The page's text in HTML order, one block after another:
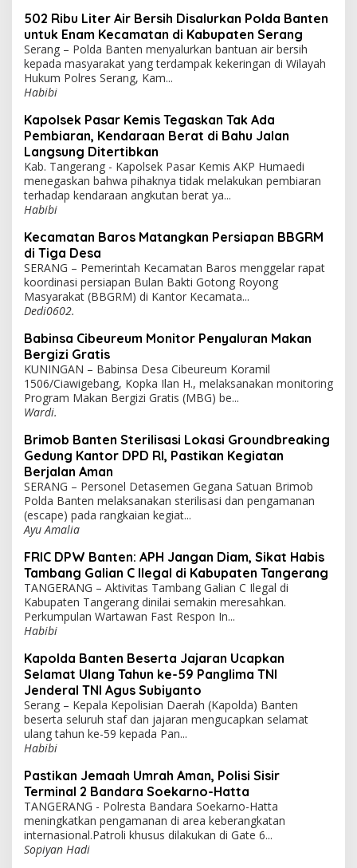
502 Ribu Liter Air Bersih Disalurkan Polda Banten
untuk Enam Kecamatan di Kabupaten Serang
Serang – Polda Banten menyalurkan bantuan air bersih
kepada masyarakat yang terdampak kekeringan di Wilayah
Hukum Polres Serang, Kam...
Habibi
Kapolsek Pasar Kemis Tegaskan Tak Ada
Pembiaran, Kendaraan Berat di Bahu Jalan
Langsung Ditertibkan
Kab. Tangerang - Kapolsek Pasar Kemis AKP Humaedi
menegaskan bahwa pihaknya tidak melakukan pembiaran
terhadap kendaraan angkutan berat ya...
Habibi
Kecamatan Baros Matangkan Persiapan BBGRM
di Tiga Desa
SERANG – Pemerintah Kecamatan Baros menggelar rapat
koordinasi persiapan Bulan Bakti Gotong Royong
Masyarakat (BBGRM) di Kantor Kecamata...
Dedi0602.
Babinsa Cibeureum Monitor Penyaluran Makan
Bergizi Gratis
KUNINGAN – Babinsa Desa Cibeureum Koramil
1506/Ciawigebang, Kopka Ilan H., melaksanakan monitoring
Program Makan Bergizi Gratis (MBG) be...
Wardi.
Brimob Banten Sterilisasi Lokasi Groundbreaking
Gedung Kantor DPD RI, Pastikan Kegiatan
Berjalan Aman
SERANG – Personel Detasemen Gegana Satuan Brimob
Polda Banten melaksanakan sterilisasi dan pengamanan
(escape) pada rangkaian kegiat...
Ayu Amalia
FRIC DPW Banten: APH Jangan Diam, Sikat Habis
Tambang Galian C Ilegal di Kabupaten Tangerang
TANGERANG – Aktivitas Tambang Galian C Ilegal di
Kabupaten Tangerang dinilai semakin meresahkan.
Perkumpulan Wartawan Fast Respon In...
Habibi
Kapolda Banten Beserta Jajaran Ucapkan
Selamat Ulang Tahun ke-59 Panglima TNI
Jenderal TNI Agus Subiyanto
Serang – Kepala Kepolisian Daerah (Kapolda) Banten
beserta seluruh staf dan jajaran mengucapkan selamat
ulang tahun ke-59 kepada Pan...
Habibi
Pastikan Jemaah Umrah Aman, Polisi Sisir
Terminal 2 Bandara Soekarno-Hatta
TANGERANG - Polresta Bandara Soekarno-Hatta
meningkatkan pengamanan di area keberangkatan
internasional.Patroli khusus dilakukan di Gate 6...
Sopiyan Hadi